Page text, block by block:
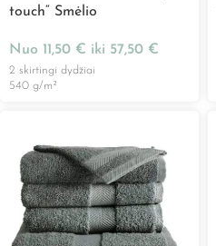
touch“ Smėlio
Nuo 11,50 € iki 57,50 €
2 skirtingi dydžiai
540 g/m²